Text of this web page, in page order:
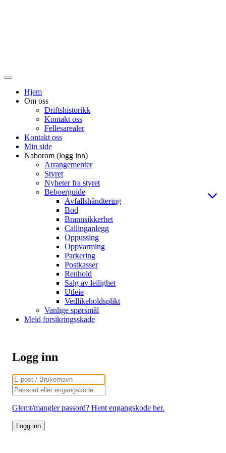
Veksle
navigasjon
Hjem
Om oss
Driftshistorikk
Kontakt oss
Fellesarealer
Kontakt oss
Min side
Naborom (logg inn)
Arrangementer
Styret
Nyheter fra styret
Beboerguide
Avfallshåndtering
Bod
Brannsikkerhet
Callinganlegg
Oppussing
Oppvarming
Parkering
Postkasser
Renhold
Salg av leilighet
Utleie
Vedlikeholdsplikt
Vanlige spørsmål
Meld forsikringsskade
Logg inn
Glemt/mangler passord? Hent engangskode her.
Logg inn